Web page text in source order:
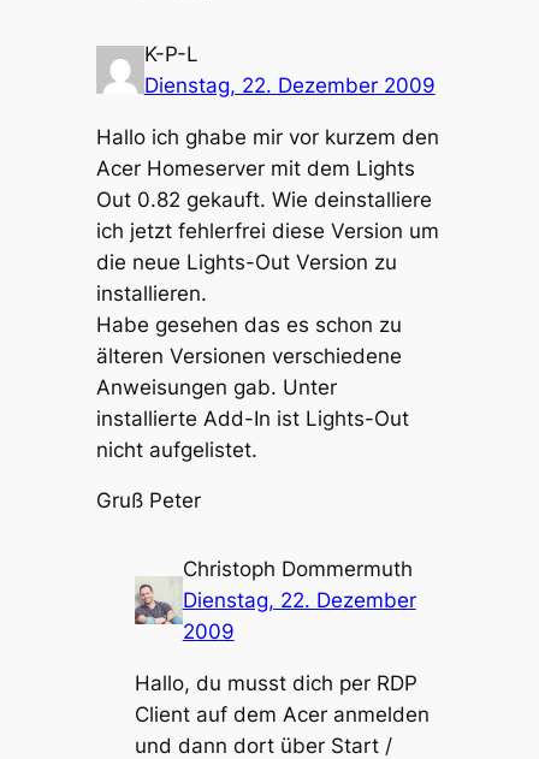
K-P-L
Dienstag, 22. Dezember 2009
Hallo ich ghabe mir vor kurzem den
Acer Homeserver mit dem Lights
Out 0.82 gekauft. Wie deinstalliere
ich jetzt fehlerfrei diese Version um
die neue Lights-Out Version zu
installieren.
Habe gesehen das es schon zu
älteren Versionen verschiedene
Anweisungen gab. Unter
installierte Add-In ist Lights-Out
nicht aufgelistet.
Gruß Peter
Christoph Dommermuth
Dienstag, 22. Dezember
2009
Hallo, du musst dich per RDP
Client auf dem Acer anmelden
und dann dort über Start /